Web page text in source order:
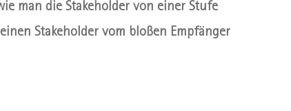
man die Stakeholder von einer Stufe
Stakeholder vom bloßen Empfänger